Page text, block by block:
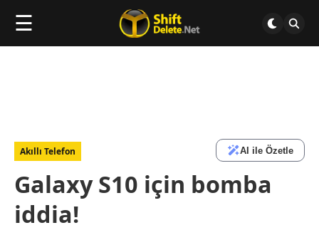
☰
Akıllı Telefon AI ile Özetle
Galaxy S10 için bomba
iddia!